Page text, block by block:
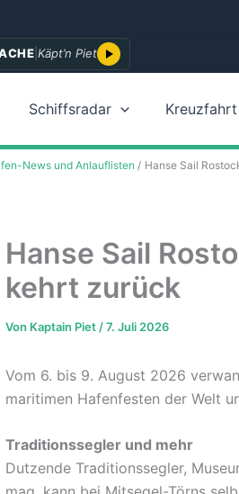
Käpt’n Piet
Schiffsradar Kreuzfahrt
News und Anlauflisten Hanse Sail
Hanse Sail
kehrt zurück
Von Kaptain Piet /7. Juli 2026
Vom 6. bis 9. August 2026
maritimen Hafenfesten der Welt
Traditionssegler und mehr
Dutzende Traditionssegler,